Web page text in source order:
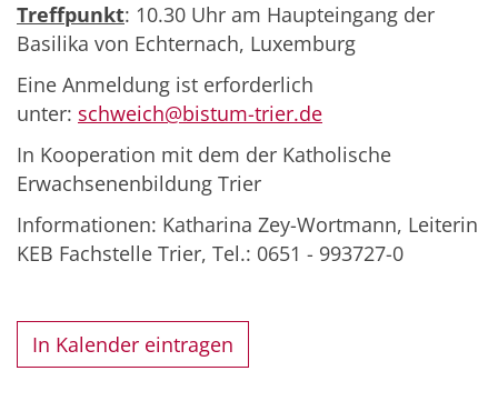
Treffpunkt: 10.30 Uhr am Haupteingang der
Basilika von Echternach, Luxemburg
Eine Anmeldung ist erforderlich
unter: schweich@bistum-trier.de
In Kooperation mit dem der Katholische
Erwachsenenbildung Trier
Informationen: Katharina Zey-Wortmann, Leiterin
KEB Fachstelle Trier, Tel.: 0651 - 993727-0
In Kalender eintragen